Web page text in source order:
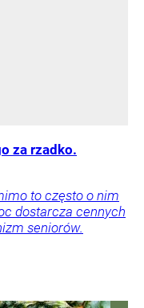
za rzadko.
to często o nim
dostarcza cennych
seniorów.